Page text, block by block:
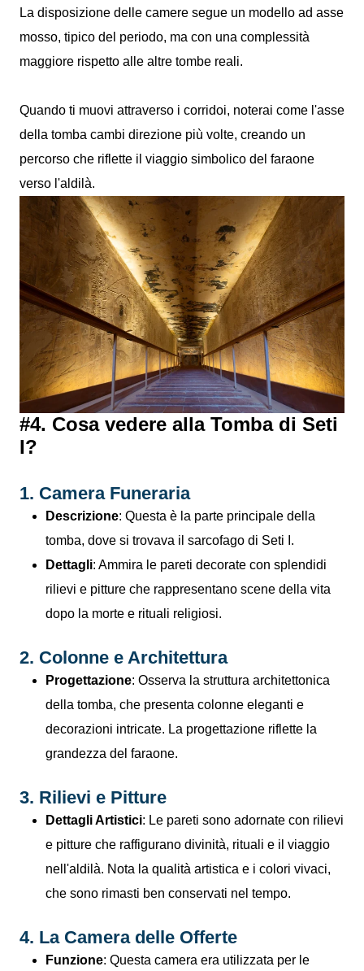
La disposizione delle camere segue un modello ad asse
mosso, tipico del periodo, ma con una complessità
maggiore rispetto alle altre tombe reali.
Quando ti muovi attraverso i corridoi, noterai come l'asse
della tomba cambi direzione più volte, creando un
percorso che riflette il viaggio simbolico del faraone
verso l'aldilà.
#4. Cosa vedere alla Tomba di Seti
I?
1. Camera Funeraria
Descrizione: Questa è la parte principale della
tomba, dove si trovava il sarcofago di Seti I.
Dettagli: Ammira le pareti decorate con splendidi
rilievi e pitture che rappresentano scene della vita
dopo la morte e rituali religiosi.
2. Colonne e Architettura
Progettazione: Osserva la struttura architettonica
della tomba, che presenta colonne eleganti e
decorazioni intricate. La progettazione riflette la
grandezza del faraone.
3. Rilievi e Pitture
Dettagli Artistici: Le pareti sono adornate con rilievi
e pitture che raffigurano divinità, rituali e il viaggio
nell'aldilà. Nota la qualità artistica e i colori vivaci,
che sono rimasti ben conservati nel tempo.
4. La Camera delle Offerte
Funzione: Questa camera era utilizzata per le